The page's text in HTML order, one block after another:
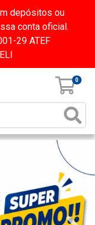
depósitos ou
conta oficial.
29 ATEF
0